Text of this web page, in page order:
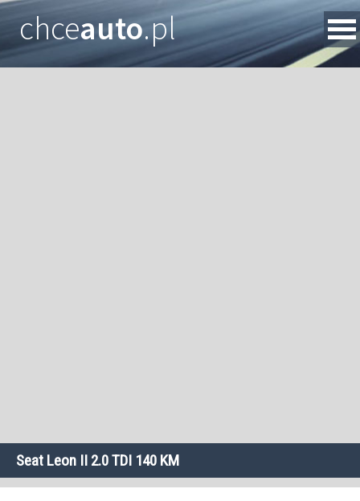
chceauto.pl
Seat Leon II 2.0 TDI 140 KM